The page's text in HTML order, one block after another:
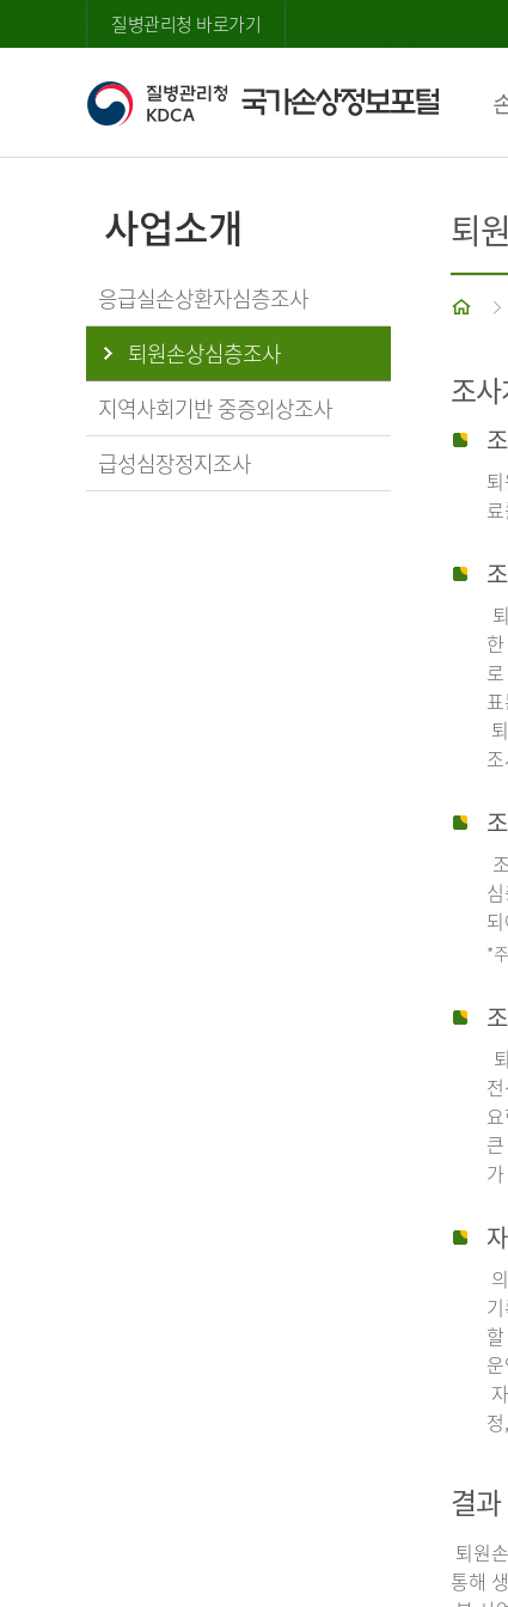
질병관리청 바로가기
사업소개
응급실손상환자심층조사
퇴원손상심층조사
지역사회기반 중증외상조사
급성심장정지조사
퇴
홈
조
*
결
퇴원
통해